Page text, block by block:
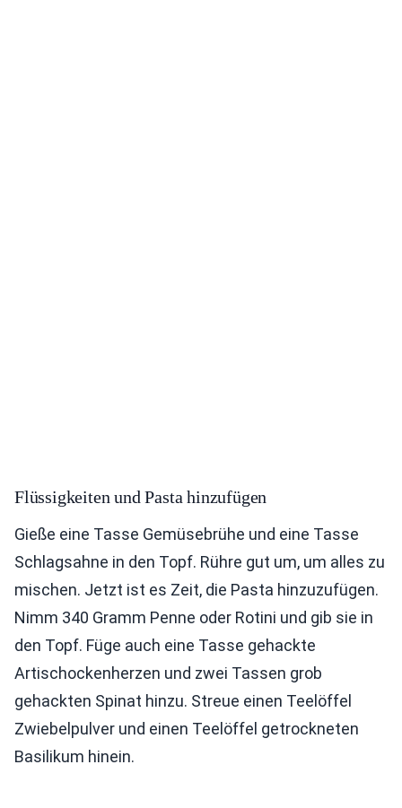
Flüssigkeiten und Pasta hinzufügen
Gieße eine Tasse Gemüsebrühe und eine Tasse
Schlagsahne in den Topf. Rühre gut um, um alles zu
mischen. Jetzt ist es Zeit, die Pasta hinzuzufügen.
Nimm 340 Gramm Penne oder Rotini und gib sie in
den Topf. Füge auch eine Tasse gehackte
Artischockenherzen und zwei Tassen grob
gehackten Spinat hinzu. Streue einen Teelöffel
Zwiebelpulver und einen Teelöffel getrockneten
Basilikum hinein.